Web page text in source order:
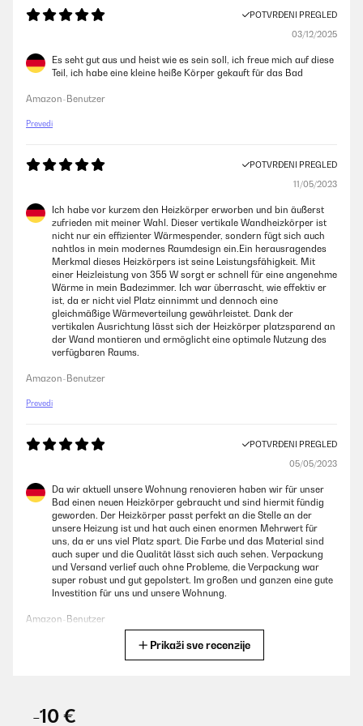
POTVRĐENI PREGLED
03/12/2025
Es seht gut aus und heist wie es sein soll, ich freue mich auf diese
Teil, ich habe eine kleine heiße Körper gekauft für das Bad
Amazon-Benutzer
Prevedi
POTVRĐENI PREGLED
11/05/2023
Ich habe vor kurzem den Heizkörper erworben und bin äußerst
zufrieden mit meiner Wahl. Dieser vertikale Wandheizkörper ist
nicht nur ein effizienter Wärmespender, sondern fügt sich auch
nahtlos in mein modernes Raumdesign ein.Ein herausragendes
Merkmal dieses Heizkörpers ist seine Leistungsfähigkeit. Mit
einer Heizleistung von 355 W sorgt er schnell für eine angenehme
Wärme in mein Badezimmer. Ich war überrascht, wie effektiv er
ist, da er nicht viel Platz einnimmt und dennoch eine
gleichmäßige Wärmeverteilung gewährleistet. Dank der
vertikalen Ausrichtung lässt sich der Heizkörper platzsparend an
der Wand montieren und ermöglicht eine optimale Nutzung des
verfügbaren Raums.
Amazon-Benutzer
Prevedi
POTVRĐENI PREGLED
05/05/2023
Da wir aktuell unsere Wohnung renovieren haben wir für unser
Bad einen neuen Heizkörper gebraucht und sind hiermit fündig
geworden. Der Heizkörper passt perfekt an die Stelle an der
unsere Heizung ist und hat auch einen enormen Mehrwert für
uns, da er uns viel Platz spart. Die Farbe und das Material sind
auch super und die Qualität lässt sich auch sehen. Verpackung
und Versand verlief auch ohne Probleme, die Verpackung war
super robust und gut gepolstert. Im großen und ganzen eine gute
Investition für uns und unsere Wohnung.
Amazon-Benutzer
Prikaži sve recenzije
-10 €